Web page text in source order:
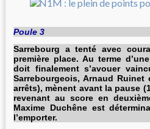
Poule 3
Sarrebourg a tenté avec
première place. Au terme
doit finalement s’avouer
Sarrebourgeois, Arnaud
arrêts), mènent avant la pause
revenant au score en
Maxime Duchêne est
l’emporter.